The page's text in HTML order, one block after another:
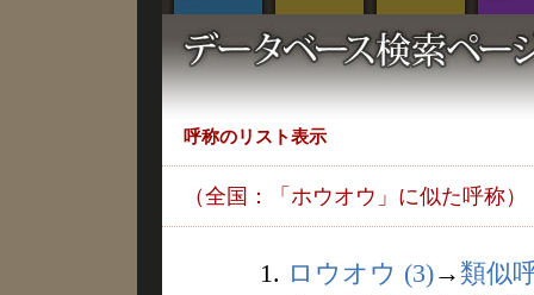
呼称のリスト表示
（全国：「ホウオウ」に似た呼称）
1. ロウオウ (3)→ 類似